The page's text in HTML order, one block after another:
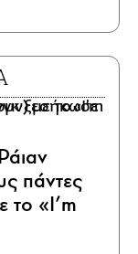
πάντες
το «I’m